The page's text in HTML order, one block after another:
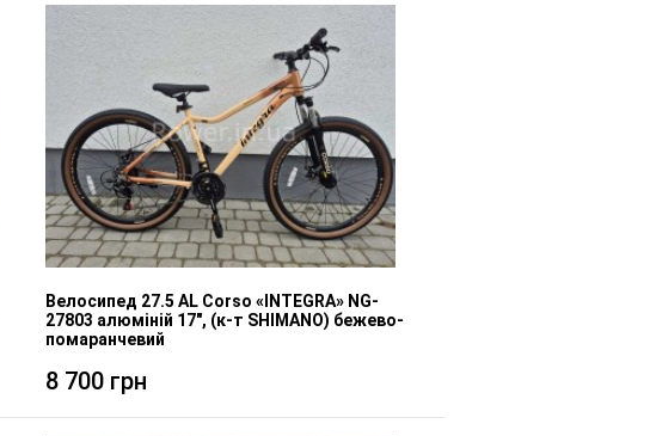
Велосипед 27.5 AL Corso «INTEGRA» NG-
27803 алюміній 17", (к-т SHIMANO) бежево-
помаранчевий
8 700 грн